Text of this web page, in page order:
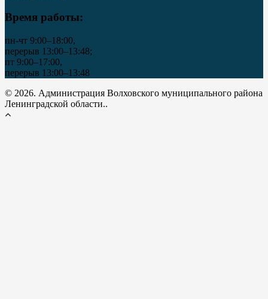
Время работы:
пн-чт 9:00–18:00,
перерыв 13:00–13:48;
пт 9:00–17:00,
перерыв 13:00–13:48
© 2026. Администрация Волховского муниципального района
Ленинградской области..